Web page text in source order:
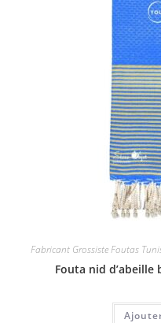
Fabricant Grossiste Foutas
Fouta nid